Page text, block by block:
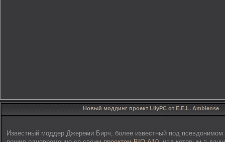
Новый моддинг проект LilyPC от E.E.L. Ambiense
Известный моддер Джереми Бирч, более известный под псевдонимом